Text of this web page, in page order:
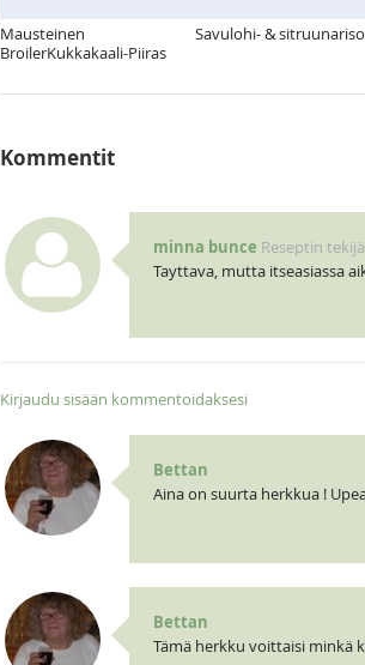
Mausteinen
BroilerKukkakaali-Piiras
Savulohi- &
Kommentit
minna bunce Reseptin tekijä
Tayttava, mutta itseasiassa
Kirjaudu sisään kommentoidaksesi
Bettan
Aina on suurta herkkua !
Bettan
Tämä herkku voittaisi minkä